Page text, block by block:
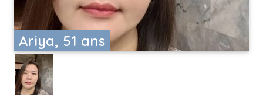
Ariya, 51 ans